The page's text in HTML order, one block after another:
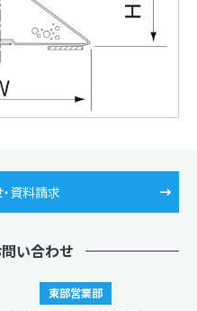
資料請求
い合わせ
東部営業部